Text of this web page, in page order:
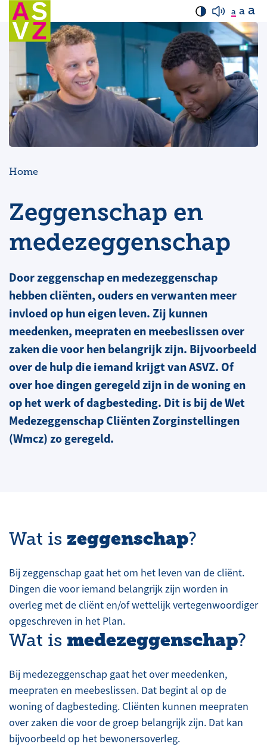
a a a
Home
Zeggenschap en
medezeggenschap
Door zeggenschap en medezeggenschap
hebben cliënten, ouders en verwanten meer
invloed op hun eigen leven. Zij kunnen
meedenken, meepraten en meebeslissen over
zaken die voor hen belangrijk zijn. Bijvoorbeeld
over de hulp die iemand krijgt van ASVZ. Of
over hoe dingen geregeld zijn in de woning en
op het werk of dagbesteding. Dit is bij de Wet
Medezeggenschap Cliënten Zorginstellingen
(Wmcz) zo geregeld.
Wat is zeggenschap?
Bij zeggenschap gaat het om het leven van de cliënt.
Dingen die voor iemand belangrijk zijn worden in
overleg met de cliënt en/of wettelijk vertegenwoordiger
opgeschreven in het Plan.
Wat is medezeggenschap?
Bij medezeggenschap gaat het over meedenken,
meepraten en meebeslissen. Dat begint al op de
woning of dagbesteding. Cliënten kunnen meepraten
over zaken die voor de groep belangrijk zijn. Dat kan
bijvoorbeeld op het bewonersoverleg.